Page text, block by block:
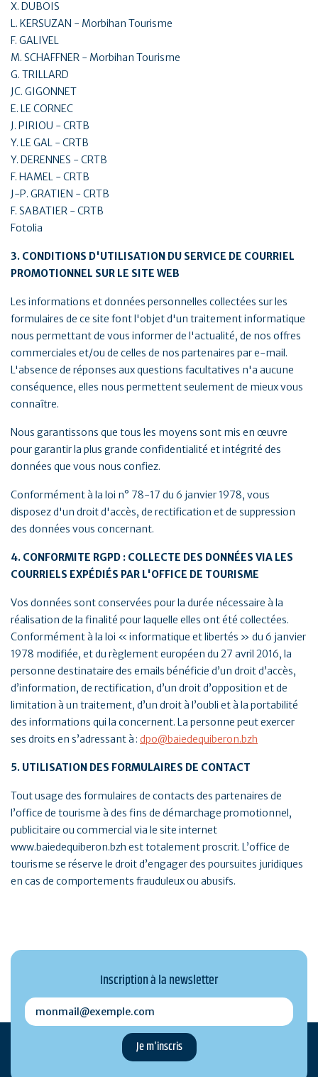
X. DUBOIS
L. KERSUZAN - Morbihan Tourisme
F. GALIVEL
M. SCHAFFNER - Morbihan Tourisme
G. TRILLARD
JC. GIGONNET
E. LE CORNEC
J. PIRIOU - CRTB
Y. LE GAL - CRTB
Y. DERENNES - CRTB
F. HAMEL - CRTB
J-P. GRATIEN - CRTB
F. SABATIER - CRTB
Fotolia
3. CONDITIONS D'UTILISATION DU SERVICE DE COURRIEL
PROMOTIONNEL SUR LE SITE WEB
Les informations et données personnelles collectées sur les
formulaires de ce site font l'objet d'un traitement informatique
nous permettant de vous informer de l'actualité, de nos offres
commerciales et/ou de celles de nos partenaires par e-mail.
L'absence de réponses aux questions facultatives n'a aucune
conséquence, elles nous permettent seulement de mieux vous
connaître.
Nous garantissons que tous les moyens sont mis en œuvre
pour garantir la plus grande confidentialité et intégrité des
données que vous nous confiez.
Conformément à la loi n° 78-17 du 6 janvier 1978, vous
disposez d'un droit d'accès, de rectification et de suppression
des données vous concernant.
4. CONFORMITE RGPD : COLLECTE DES DONNÉES VIA LES
COURRIELS EXPÉDIÉS PAR L'OFFICE DE TOURISME
Vos données sont conservées pour la durée nécessaire à la
réalisation de la finalité pour laquelle elles ont été collectées.
Conformément à la loi « informatique et libertés » du 6 janvier
1978 modifiée, et du règlement européen du 27 avril 2016, la
personne destinataire des emails bénéficie d’un droit d’accès,
d’information, de rectification, d’un droit d’opposition et de
limitation à un traitement, d’un droit à l’oubli et à la portabilité
des informations qui la concernent. La personne peut exercer
ses droits en s’adressant à : dpo@baiedequiberon.bzh
5. UTILISATION DES FORMULAIRES DE CONTACT
Tout usage des formulaires de contacts des partenaires de
l’office de tourisme à des fins de démarchage promotionnel,
publicitaire ou commercial via le site internet
www.baiedequiberon.bzh est totalement proscrit. L’office de
tourisme se réserve le droit d’engager des poursuites juridiques
en cas de comportements frauduleux ou abusifs.
Inscription à la newsletter
monmail@exemple.com